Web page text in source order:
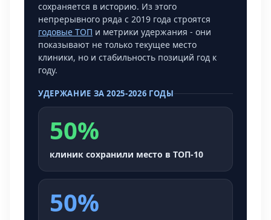
сохраняется в историю. Из этого
непрерывного ряда с 2019 года строятся
годовые ТОП и метрики удержания - они
показывают не только текущее место
клиники, но и стабильность позиций год к
году.
УДЕРЖАНИЕ ЗА 2025-2026 ГОДЫ
50%
клиник сохранили место в ТОП-10
50%